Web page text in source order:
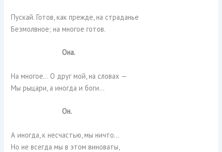
Пускай. Готов, как прежде, на страданье
Безмолвное; на многое готов.
Она.
На многое… О друг мой, на словах —
Мы рыцари, а иногда и боги…
Он.
А иногда, к несчастью, мы ничто…
Но не всегда мы в этом виноваты,